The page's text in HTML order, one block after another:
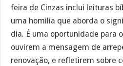
feira de Cinzas inclui leituras
uma homilia que aborda o
dia. É uma oportunidade para
ouvirem a mensagem de
renovação, e refletirem sobre